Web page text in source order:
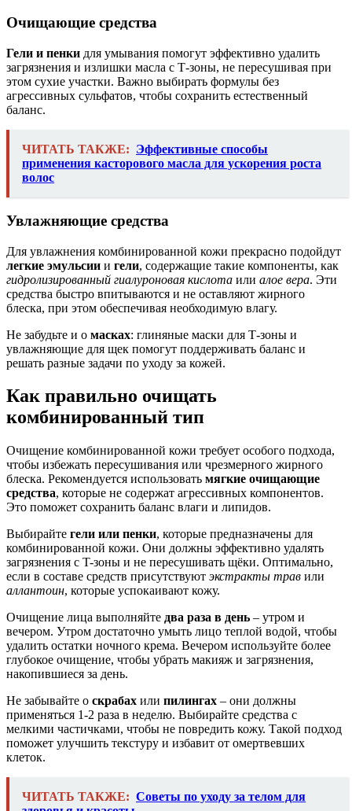
Очищающие средства
Гели и пенки для умывания помогут эффективно удалить
загрязнения и излишки масла с Т-зоны, не пересушивая при
этом сухие участки. Важно выбирать формулы без
агрессивных сульфатов, чтобы сохранить естественный
баланс.
ЧИТАТЬ ТАКЖЕ: Эффективные способы
применения касторового масла для ускорения роста
волос
Увлажняющие средства
Для увлажнения комбинированной кожи прекрасно подойдут
легкие эмульсии и гели, содержащие такие компоненты, как
гидролизированный гиалуроновая кислота или алое вера. Эти
средства быстро впитываются и не оставляют жирного
блеска, при этом обеспечивая необходимую влагу.
Не забудьте и о масках: глиняные маски для Т-зоны и
увлажняющие для щек помогут поддерживать баланс и
решать разные задачи по уходу за кожей.
Как правильно очищать
комбинированный тип
Очищение комбинированной кожи требует особого подхода,
чтобы избежать пересушивания или чрезмерного жирного
блеска. Рекомендуется использовать мягкие очищающие
средства, которые не содержат агрессивных компонентов.
Это поможет сохранить баланс влаги и липидов.
Выбирайте гели или пенки, которые предназначены для
комбинированной кожи. Они должны эффективно удалять
загрязнения с T-зоны и не пересушивать щёки. Оптимально,
если в составе средств присутствуют экстракты трав или
аллантоин, которые успокаивают кожу.
Очищение лица выполняйте два раза в день – утром и
вечером. Утром достаточно умыть лицо теплой водой, чтобы
удалить остатки ночного крема. Вечером используйте более
глубокое очищение, чтобы убрать макияж и загрязнения,
накопившиеся за день.
Не забывайте о скрабах или пилингах – они должны
применяться 1-2 раза в неделю. Выбирайте средства с
мелкими частичками, чтобы не повредить кожу. Такой подход
поможет улучшить текстуру и избавит от омертвевших
клеток.
ЧИТАТЬ ТАКЖЕ: Советы по уходу за телом для